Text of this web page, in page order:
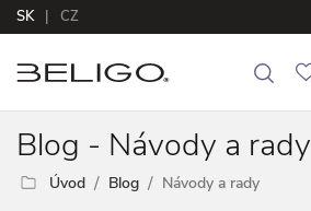
SK CZ
Blog - Návody a rady
Úvod Blog Návody a rady